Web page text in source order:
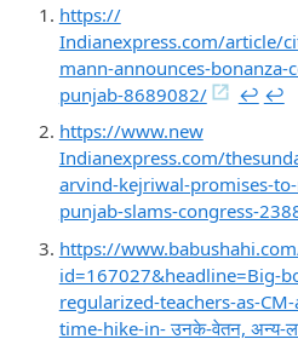
https://
Indianexpress.com/article/
mann-announces-bonanza-
punjab-8689082/
↩︎ ↩︎
https://www.new
Indianexpress.com/
arvind-kejriwal-promises-
punjab-slams-congress-
https://
id=167027&headline=Big-
regularized-teachers-as-
time-hike-in- उनके-वेतन, अन्य-